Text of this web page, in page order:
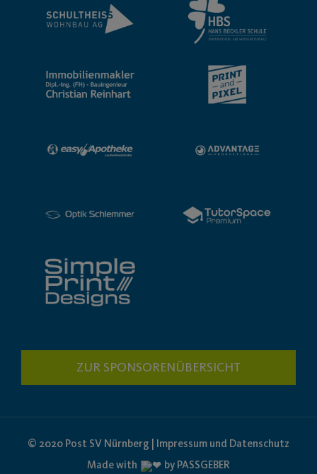
ZUR SPONSORENÜBERSICHT
© 2020 Post SV Nürnberg | Impressum und Datenschutz
Made with
by PASSGEBER